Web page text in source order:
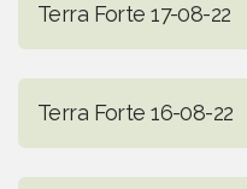
Terra Forte 17-08-22
Terra Forte 16-08-22